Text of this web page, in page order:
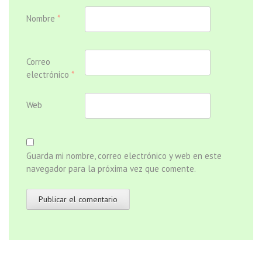
Nombre *
Correo
electrónico *
Web
Guarda mi nombre, correo electrónico y web en este
navegador para la próxima vez que comente.